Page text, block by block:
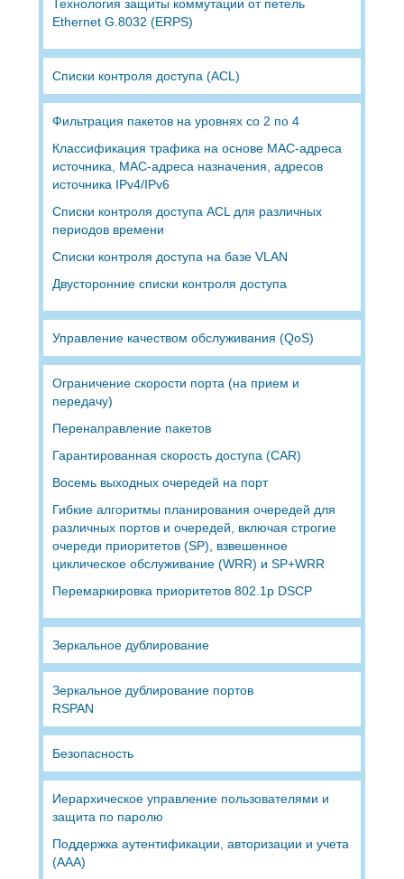
Технология защиты коммутации от петель
Ethernet G.8032 (ERPS)
Списки контроля доступа (ACL)
Фильтрация пакетов на уровнях со 2 по 4
Классификация трафика на основе MAC-адреса
источника, MAC-адреса назначения, адресов
источника IPv4/IPv6
Списки контроля доступа ACL для различных
периодов времени
Списки контроля доступа на базе VLAN
Двусторонние списки контроля доступа
Управление качеством обслуживания (QoS)
Ограничение скорости порта (на прием и
передачу)
Перенаправление пакетов
Гарантированная скорость доступа (CAR)
Восемь выходных очередей на порт
Гибкие алгоритмы планирования очередей для
различных портов и очередей, включая строгие
очереди приоритетов (SP), взвешенное
циклическое обслуживание (WRR) и SP+WRR
Перемаркировка приоритетов 802.1p DSCP
Зеркальное дублирование
Зеркальное дублирование портов
RSPAN
Безопасность
Иерархическое управление пользователями и
защита по паролю
Поддержка аутентификации, авторизации и учета
(AAA)